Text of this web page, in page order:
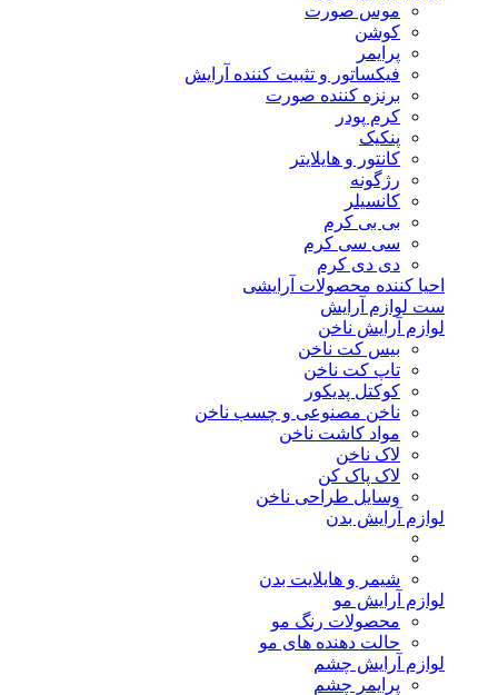
موس صورت
کوشن
پرایمر
فیکساتور و تثبیت کننده آرایش
برنزه کننده صورت
کرم پودر
پنکیک
کانتور و هایلایتر
رژگونه
کانسیلر
بی بی کرم
سی سی کرم
دی دی کرم
احیا کننده محصولات آرایشی
ست لوازم آرایش
لوازم آرایش ناخن
بیس کت ناخن
تاپ کت ناخن
کوکتل پدیکور
ناخن مصنوعی و چسب ناخن
مواد کاشت ناخن
لاک ناخن
لاک پاک کن
وسایل طراحی ناخن
لوازم آرایش بدن
شیمر و هایلایت بدن
لوازم آرایش مو
محصولات رنگ مو
حالت دهنده های مو
لوازم آرایش چشم
پرایمر چشم